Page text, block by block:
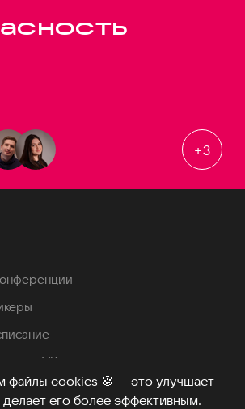
файлы cookies 🍪 — это улучшает
делает его более эффективным.
+3
VK
проведения